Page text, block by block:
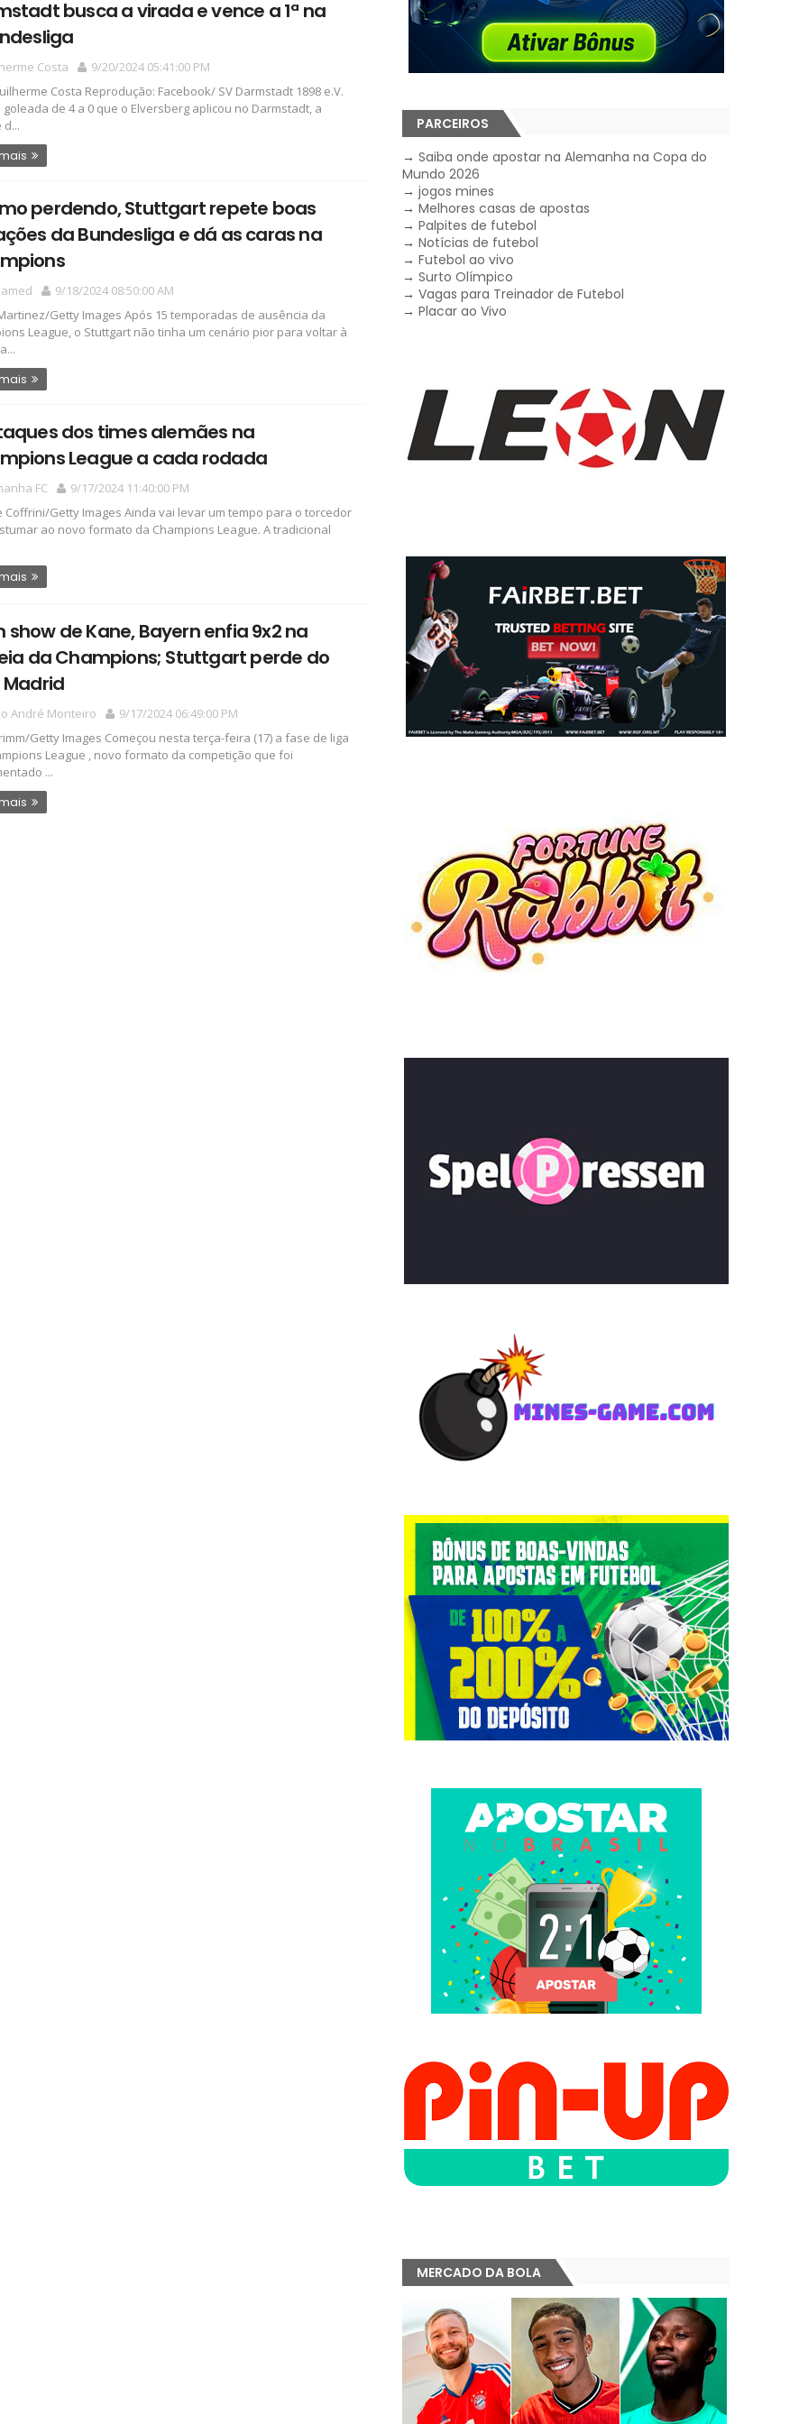
busca a virada e vence a 1ª na
Costa
9/20/2024 05:41:00 PM
Costa Reprodução: Facebook/ SV Darmstadt 1898 e.V.
goleada de 4 a 0 que o Elversberg aplicou no Darmstadt, a
perdendo, Stuttgart repete boas
da Bundesliga e dá as caras na
9/18/2024 08:50:00 AM
Getty Images Após 15 temporadas de ausência da
League, o Stuttgart não tinha um cenário pior para voltar à
dos times alemães na
League a cada rodada
FC
9/17/2024 11:40:00 PM
Coffrini/Getty Images Ainda vai levar um tempo para o torcedor
ao novo formato da Champions League. A tradicional
show de Kane, Bayern enfia 9x2 na
da Champions; Stuttgart perde do
Madrid
André Monteiro
9/17/2024 06:49:00 PM
Getty Images Começou nesta terça-feira (17) a fase de liga
League , novo formato da competição que foi
...
PARCEIROS
→Saiba onde apostar na Alemanha na Copa do
Mundo 2026
→jogos mines
→Melhores casas de apostas
→Palpites de futebol
→Notícias de futebol
→Futebol ao vivo
→Surto Olímpico
→Vagas para Treinador de Futebol
→Placar ao Vivo
MERCADO DA BOLA